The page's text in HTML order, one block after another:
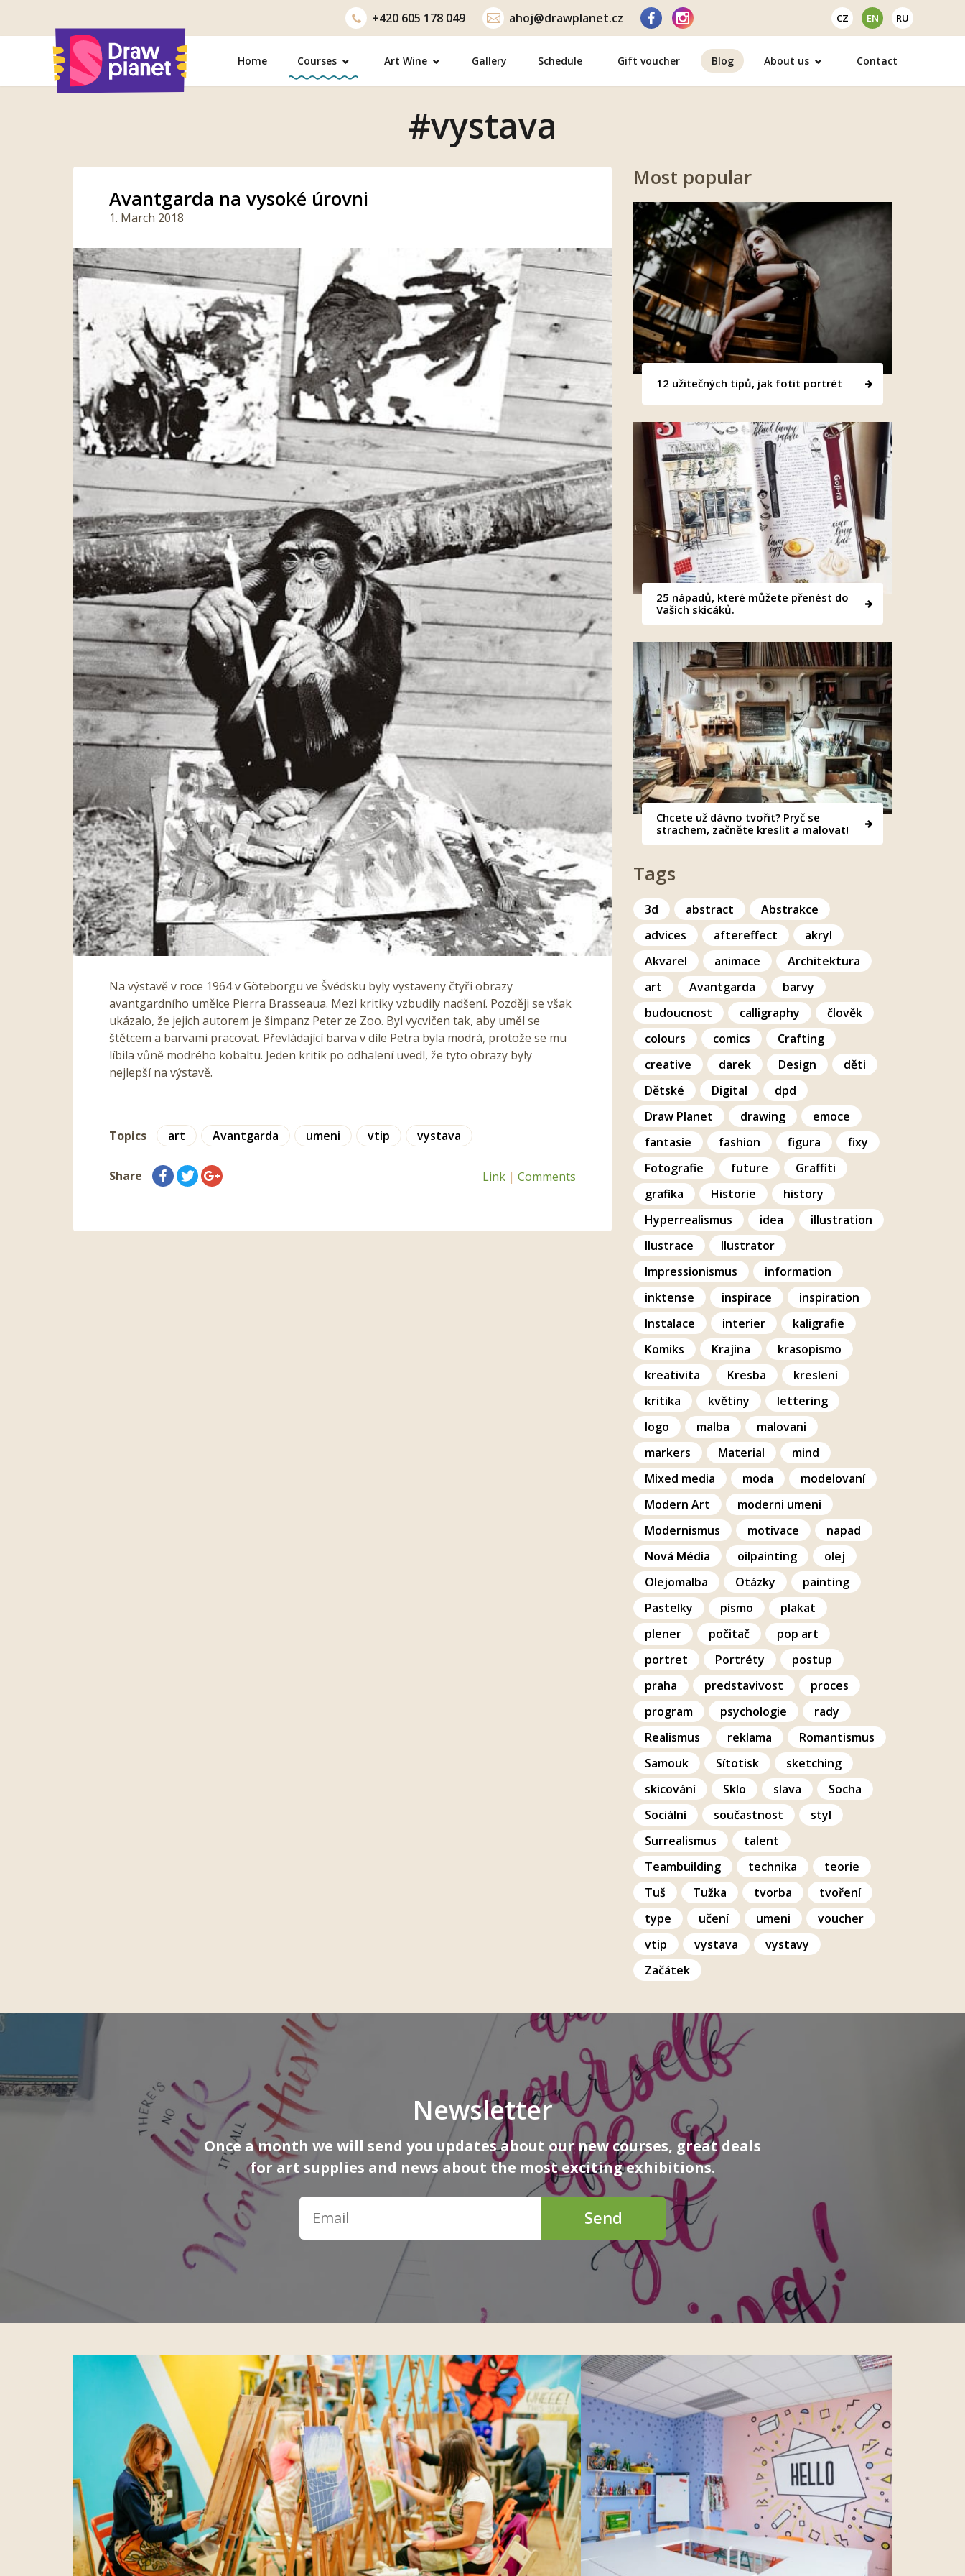
+420 605 178 049 ahoj@drawplanet.cz CZ EN RU
Home Courses Art Wine Gallery Schedule Gift voucher Blog About us Contact
#vystava
Avantgarda na vysoké úrovni
1. March 2018
Na výstavě v roce 1964 v Göteborgu ve Švédsku byly vystaveny čtyři obrazy
avantgardního umělce Pierra Brasseaua. Mezi kritiky vzbudily nadšení. Později se však
ukázalo, že jejich autorem je šimpanz Peter ze Zoo. Byl vycvičen tak, aby uměl se
štětcem a barvami pracovat. Převládající barva v díle Petra byla modrá, protože se mu
líbila vůně modrého kobaltu. Jeden kritik po odhalení uvedl, že tyto obrazy byly
nejlepší na výstavě.
Topics art Avantgarda umeni vtip vystava
Share Link | Comments
Most popular
12 užitečných tipů, jak fotit portrét
25 nápadů, které můžete přenést do
Vašich skicáků.
Chcete už dávno tvořit? Pryč se
strachem, začněte kreslit a malovat!
Tags
3d abstract
Abstrakce
advices
aftereffect
akryl
Akvarel
animace
Architektura
art
Avantgarda
barvy
budoucnost
calligraphy
člověk
colours
comics
Crafting
creative
darek Design
děti
Dětské
Digital
dpd
Draw Planet
drawing
emoce
fantasie
fashion figura
fixy
Fotografie
future
Graffiti
grafika
Historie
history
Hyperrealismus
idea
illustration
Ilustrace
Ilustrator
Impressionismus
information
inktense
inspirace
inspiration
Instalace
interier
kaligrafie
Komiks
Krajina
krasopismo
kreativita
Kresba
kreslení
kritika
květiny
lettering
logo
malba
malovani
markers
Material
mind
Mixed media
moda
modelovaní
Modern Art
moderni umeni
Modernismus
motivace
napad
Nová Média
oilpainting
olej
Olejomalba
Otázky
painting
Pastelky
písmo
plakat
plener
počitač
pop art
portret
Portréty
postup
praha
predstavivost
proces
program
psychologie
rady
Realismus
reklama
Romantismus
Samouk
Sítotisk
sketching
skicování
Sklo slava
Socha
Sociální
součastnost
styl
Surrealismus
talent
Teambuilding
technika
teorie
Tuš
Tužka tvorba
tvoření
type
učení umeni
voucher
vtip
vystava
vystavy
Začátek
Newsletter
Once a month we will send you updates about our new courses, great deals
for art supplies and news about the most exciting exhibitions.
Send